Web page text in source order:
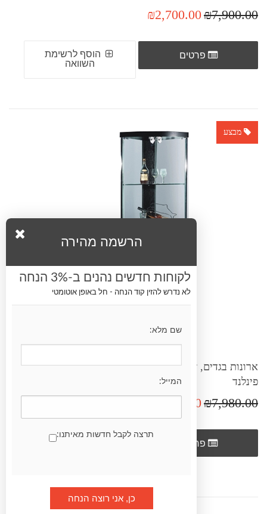
₪7,900.00
₪2,700.00
פרטים
הוסף לרשימת
השוואה
מבצע
ארונות בגדים, שידות וכונניות: ויטרינה מרהיבה ביופייה דגם
פינלנד
₪7,980.00
₪2,700.00
פרטים
הוסף לרשימת
הרשמה מהירה
לקוחות חדשים נהנים ב-3% הנחה
לא נדרש להזין קוד הנחה - חל באופן אוטומטי
שם מלא:
המייל:
תרצה לקבל חדשות מאיתנו: